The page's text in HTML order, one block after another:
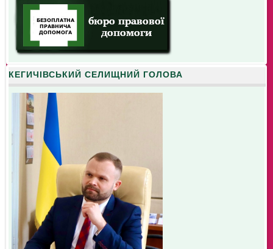
КЕГИЧІВСЬКИЙ СЕЛИЩНИЙ ГОЛОВА